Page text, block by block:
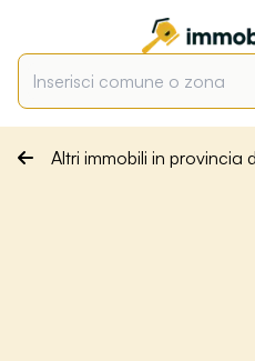
Altri immobili in provincia